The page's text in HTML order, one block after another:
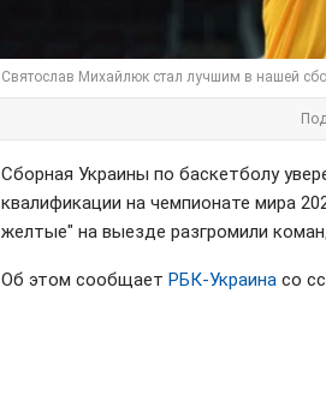
Святослав Михайлюк стал лучшим в нашей
Сборная Украины по баскетболу
квалификации на чемпионате мира
желтые" на выезде разгромили
Об этом сообщает РБК-Украина со